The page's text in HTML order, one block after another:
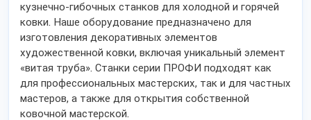
кузнечно-гибочных станков для холодной и горячей
ковки. Наше оборудование предназначено для
изготовления декоративных элементов
художественной ковки, включая уникальный элемент
«витая труба». Станки серии ПРОФИ подходят как
для профессиональных мастерских, так и для частных
мастеров, а также для открытия собственной
ковочной мастерской.